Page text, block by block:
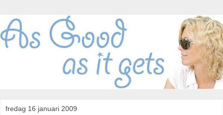
fredag 16 januari 2009